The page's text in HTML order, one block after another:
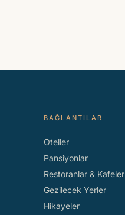
BAĞLANTILAR
Oteller
Pansiyonlar
Restoranlar & Kafeler
Gezilecek Yerler
Hikayeler